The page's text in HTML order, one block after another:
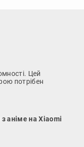
Цей
потрібен
аніме на Xiaomi